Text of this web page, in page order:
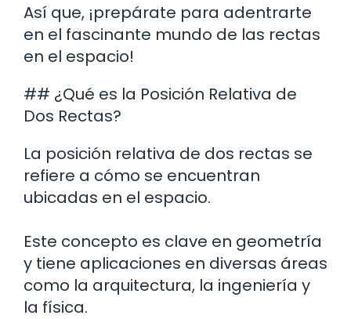
Así que, ¡prepárate para adentrarte
en el fascinante mundo de las rectas
en el espacio!
## ¿Qué es la Posición Relativa de
Dos Rectas?
La posición relativa de dos rectas se
refiere a cómo se encuentran
ubicadas en el espacio.
Este concepto es clave en geometría
y tiene aplicaciones en diversas áreas
como la arquitectura, la ingeniería y
la física.